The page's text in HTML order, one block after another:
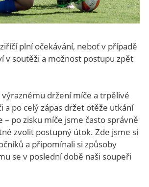
plní očekávání, neboť v případě
soutěži a možnost postupu zpět
držení míče a trpělivé
po celý zápas držet otěže utkání
po zisku míče jsme často správně
zvolit postupný útok. Zde jsme si
a připomínali si způsoby
se v poslední době naši soupeři